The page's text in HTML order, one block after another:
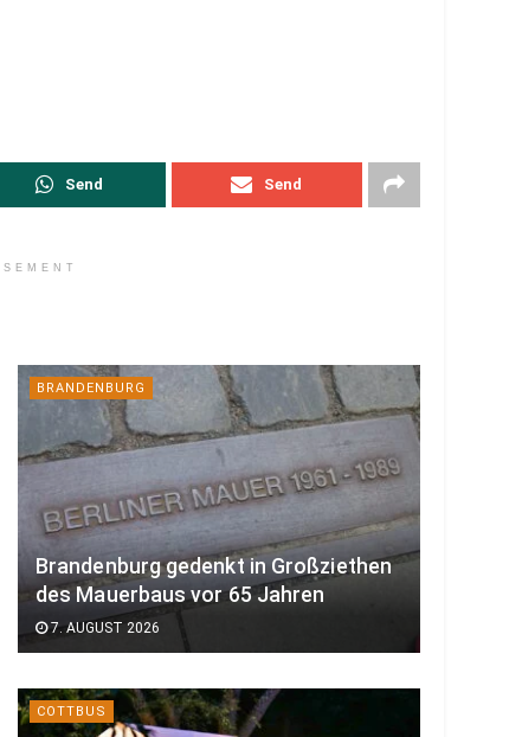
Send Send
BRANDENBURG
Brandenburg gedenkt in Großziethen
des Mauerbaus vor 65 Jahren
7. AUGUST 2026
COTTBUS